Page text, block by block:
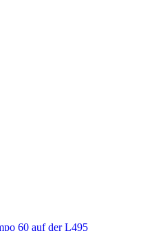
60 auf der L495